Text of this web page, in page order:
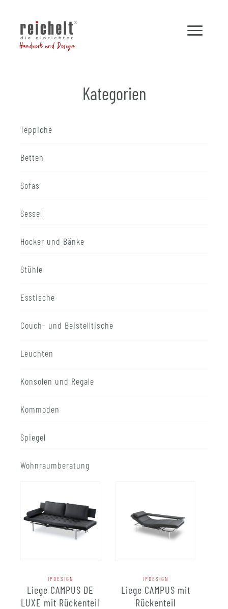
Handwerk und Design
Kategorien
Teppiche
Betten
Sofas
Sessel
Hocker und Bänke
Stühle
Esstische
Couch- und Beistelltische
Leuchten
Konsolen und Regale
Kommoden
Spiegel
Wohnraumberatung
IPDESIGN
Liege CAMPUS DE
LUXE mit Rückenteil
IPDESIGN
Liege CAMPUS mit
Rückenteil